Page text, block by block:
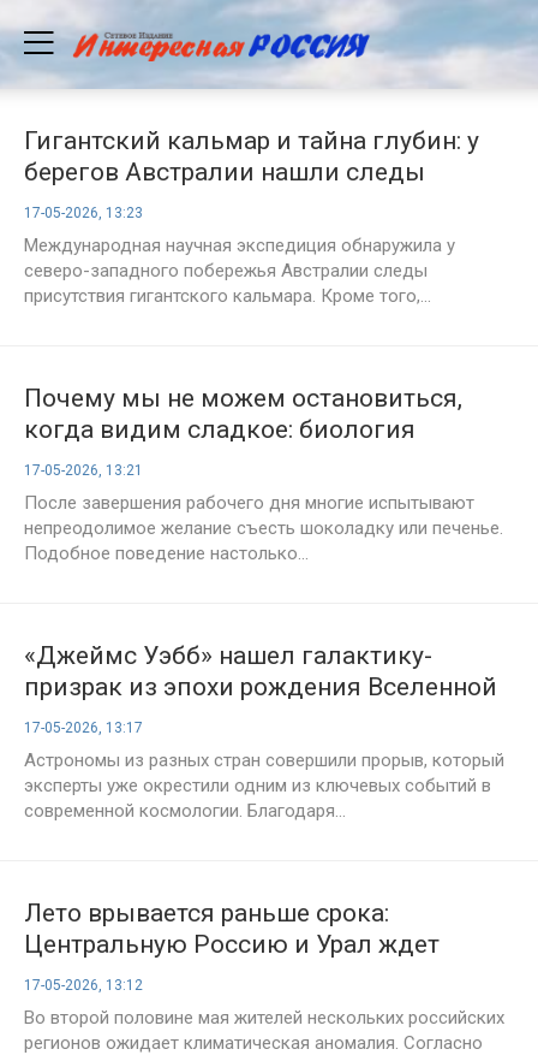
Гигантский кальмар и тайна глубин: у
берегов Австралии нашли следы
неизвестных чудовищ
17-05-2026, 13:23
Международная научная экспедиция обнаружила у
северо-западного побережья Австралии следы
присутствия гигантского кальмара. Кроме того,...
Почему мы не можем остановиться,
когда видим сладкое: биология
сильнее силы воли
17-05-2026, 13:21
После завершения рабочего дня многие испытывают
непреодолимое желание съесть шоколадку или печенье.
Подобное поведение настолько...
«Джеймс Уэбб» нашел галактику-
призрак из эпохи рождения Вселенной
17-05-2026, 13:17
Астрономы из разных стран совершили прорыв, который
эксперты уже окрестили одним из ключевых событий в
современной космологии. Благодаря...
Лето врывается раньше срока:
Центральную Россию и Урал ждет
аномальная жара до +32
17-05-2026, 13:12
Во второй половине мая жителей нескольких российских
регионов ожидает климатическая аномалия. Согласно